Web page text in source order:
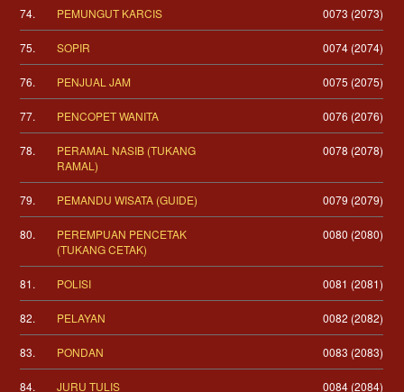
74. PEMUNGUT KARCIS 0073 (2073)
75. SOPIR 0074 (2074)
76. PENJUAL JAM 0075 (2075)
77. PENCOPET WANITA 0076 (2076)
78.
PERAMAL NASIB (TUKANG
RAMAL)
0078 (2078)
79. PEMANDU WISATA (GUIDE) 0079 (2079)
80.
PEREMPUAN PENCETAK
(TUKANG CETAK)
0080 (2080)
81. POLISI 0081 (2081)
82. PELAYAN 0082 (2082)
83. PONDAN 0083 (2083)
84. JURU TULIS 0084 (2084)